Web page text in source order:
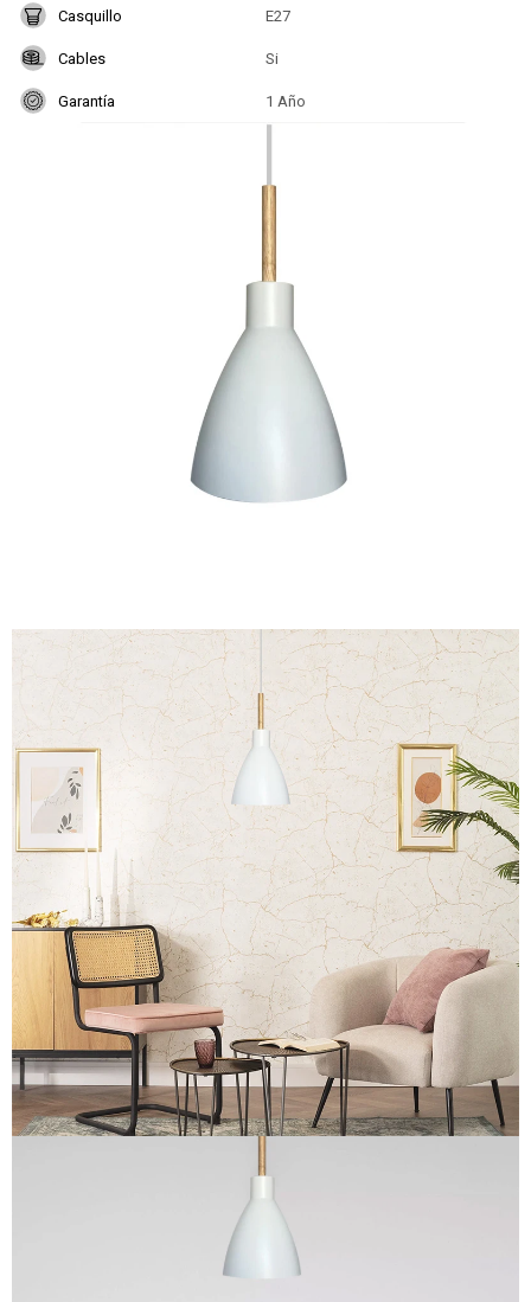
Casquillo E27
Cables Si
Garantía 1 Año